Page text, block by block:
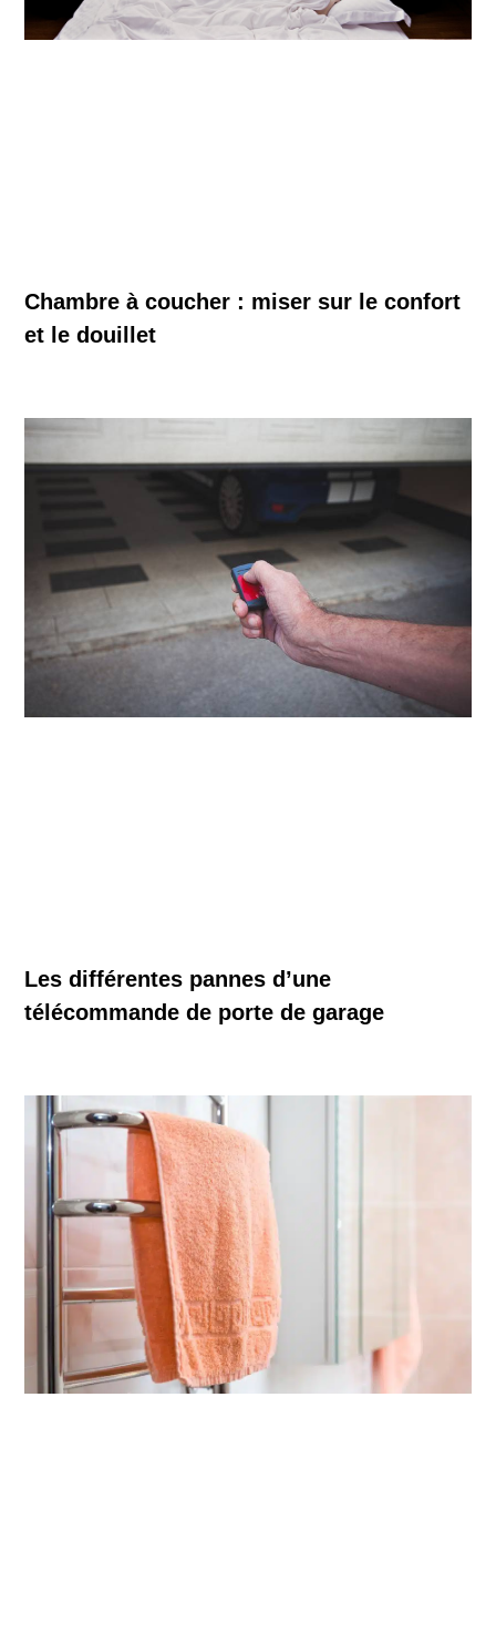
Chambre à coucher : miser sur le confort
et le douillet
Les différentes pannes d’une
télécommande de porte de garage